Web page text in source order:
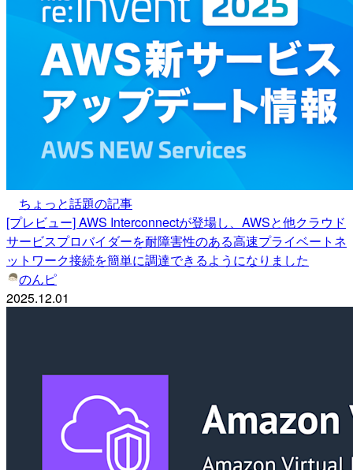
ちょっと話題の記事
[プレビュー] AWS Interconnectが登場し、AWSと他クラウド
サービスプロバイダーを耐障害性のある高速プライベートネ
ットワーク接続を簡単に調達できるようになりました
のんピ
2025.12.01